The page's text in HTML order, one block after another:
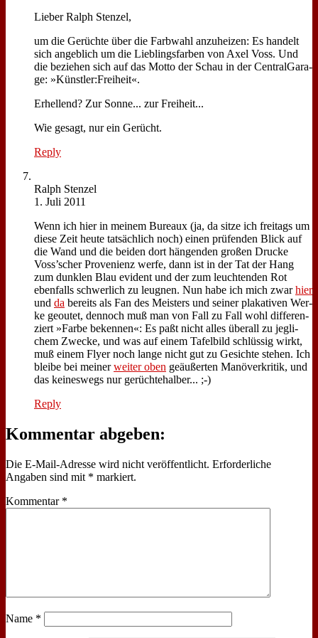
Lie­ber Ralph Sten­zel,
um die Ge­rüch­te über die Farb­wahl an­zu­hei­zen: Es han­delt
sich an­geb­lich um die Lieb­lings­far­ben von Axel Voss. Und
die be­zie­hen sich auf das Mot­to der Schau in der Cen­tral­Ga­ra­
ge: »Künstler:Freiheit«.
Er­hel­lend? Zur Son­ne... zur Frei­heit...
Wie ge­sagt, nur ein Ge­rücht.
Reply
Ralph Sten­zel
1. Juli 2011
Wenn ich hier in mei­nem Bu­reaux (ja, da sit­ze ich frei­tags um
die­se Zeit heu­te tat­säch­lich noch) ei­nen prü­fen­den Blick auf
die Wand und die bei­den dort hän­gen­den gro­ßen Drucke
Voss’scher Pro­ve­ni­enz wer­fe, dann ist in der Tat der Hang
zum dunk­len Blau evi­dent und der zum leuch­ten­den Rot
eben­falls schwer­lich zu leug­nen. Nun ha­be ich mich zwarhier
und da be­reits als Fan des Mei­sters und sei­ner pla­ka­ti­ven Wer­
ke ge­outet, den­noch muß man von Fall zu Fall wohl dif­fe­ren­
ziert »Far­be be­ken­nen«: Es paßt nicht al­les über­all zu jeg­li­
chem Zwecke, und was auf ei­nem Ta­fel­bild schlüs­sig wirkt,
muß ei­nem Fly­er noch lan­ge nicht gut zu Ge­sich­te ste­hen. Ich
blei­be bei mei­nerwei­ter oben ge­äu­ßer­ten Ma­nö­ver­kri­tik, und
das kei­nes­wegs nur ge­rüch­te­hal­ber... ;-)
Reply
Kommentar abgeben:
Die E-Mail-Adresse wird nicht veröffentlicht. Erforderliche
Angaben sind mit * markiert.
Kommentar *
Name *